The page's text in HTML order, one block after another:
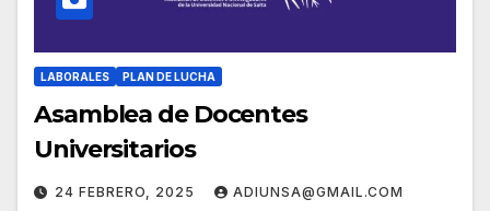
LABORALES PLAN DE LUCHA
Asamblea de Docentes
Universitarios
24 FEBRERO, 2025 ADIUNSA@GMAIL.COM